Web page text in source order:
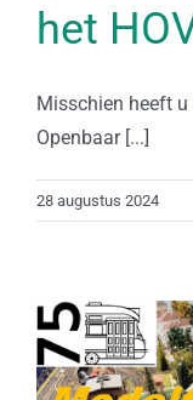
het
Misschien heeft
Openbaar [...]
28 augustus 2024